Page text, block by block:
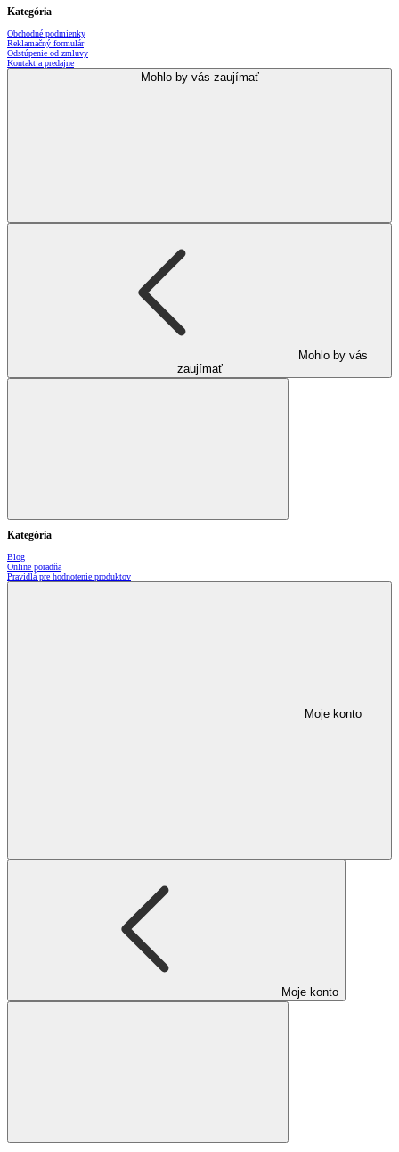
Kategória
Obchodné podmienky
Reklamačný formulár
Odstúpenie od zmluvy
Kontakt a predajne
Mohlo by vás zaujímať
Mohlo by vás
zaujímať
Kategória
Blog
Online poradňa
Pravidlá pre hodnotenie produktov
Moje konto
Moje konto